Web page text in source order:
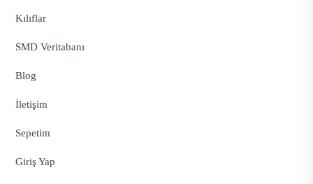
Kılıflar
SMD Veritabanı
Blog
İletişim
Sepetim
Giriş Yap